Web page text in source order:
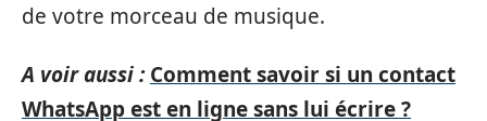
de votre morceau de musique.
A voir aussi : Comment savoir si un contact
WhatsApp est en ligne sans lui écrire ?